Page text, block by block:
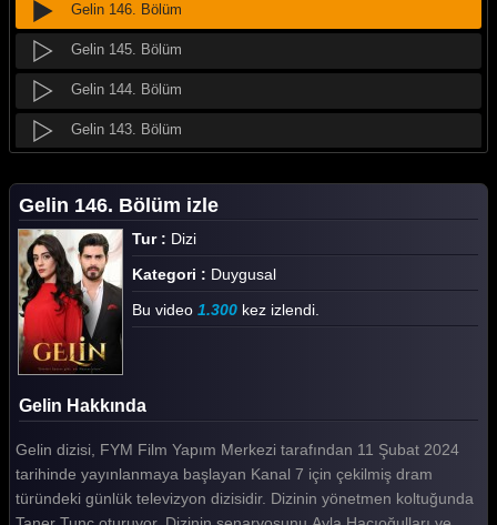
Gelin 146. Bölüm
Gelin 145. Bölüm
Gelin 144. Bölüm
Gelin 143. Bölüm
Gelin 141. Bölüm
Gelin 140. Bölüm
Gelin 139. Bölüm
Gelin 138. Bölüm
Gelin 137. Bölüm
Gelin 136. Bölüm
Gelin 135. Bölüm
Gelin 134. Bölüm
Gelin 146. Bölüm izle
Tur : Dizi
Kategori : Duygusal
Bu video 1.300 kez izlendi.
Gelin Hakkında
Gelin dizisi, FYM Film Yapım Merkezi tarafından 11 Şubat 2024
tarihinde yayınlanmaya başlayan Kanal 7 için çekilmiş dram
türündeki günlük televizyon dizisidir. Dizinin yönetmen koltuğunda